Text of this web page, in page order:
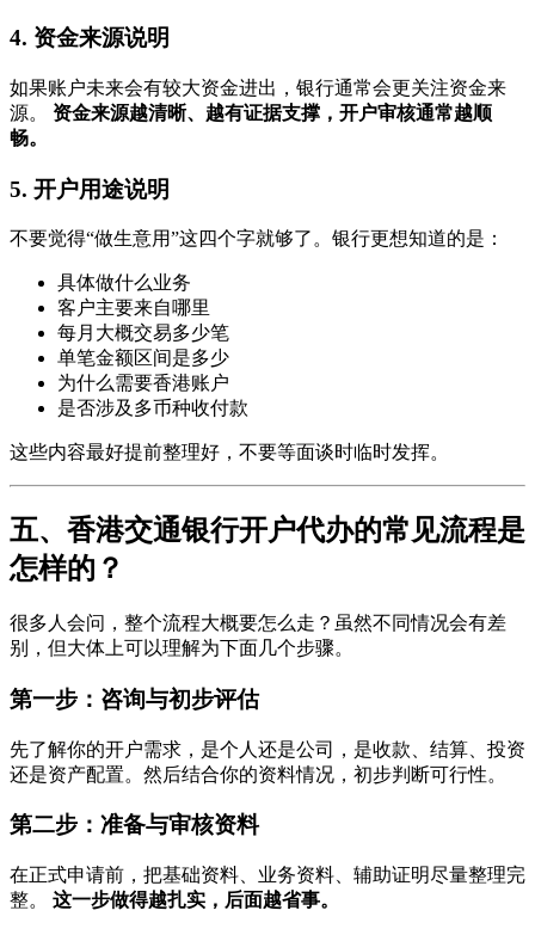
4. 资金来源说明
如果账户未来会有较大资金进出，银行通常会更关注资金来
源。 资金来源越清晰、越有证据支撑，开户审核通常越顺
畅。
5. 开户用途说明
不要觉得“做生意用”这四个字就够了。银行更想知道的是：
具体做什么业务
客户主要来自哪里
每月大概交易多少笔
单笔金额区间是多少
为什么需要香港账户
是否涉及多币种收付款
这些内容最好提前整理好，不要等面谈时临时发挥。
五、香港交通银行开户代办的常见流程是
怎样的？
很多人会问，整个流程大概要怎么走？虽然不同情况会有差
别，但大体上可以理解为下面几个步骤。
第一步：咨询与初步评估
先了解你的开户需求，是个人还是公司，是收款、结算、投资
还是资产配置。然后结合你的资料情况，初步判断可行性。
第二步：准备与审核资料
在正式申请前，把基础资料、业务资料、辅助证明尽量整理完
整。 这一步做得越扎实，后面越省事。